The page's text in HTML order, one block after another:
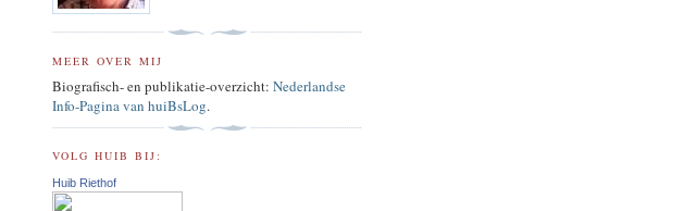
MEER OVER MIJ
Biografisch- en publikatie-overzicht: Nederlandse
Info-Pagina van huiBsLog.
VOLG HUIB BIJ:
Huib Riethof